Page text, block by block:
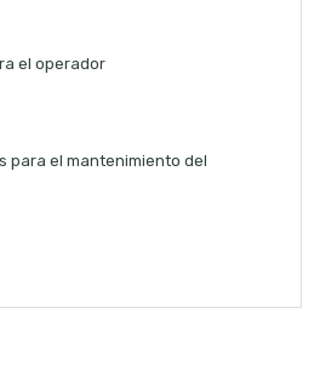
el operador
para el mantenimiento del